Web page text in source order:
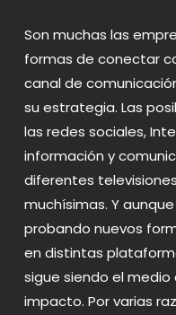
Son muchas las
formas de conectar
canal de
su estrategia. Las
las redes sociales,
información y
diferentes
muchísimas. Y
probando nuevos
en distintas
sigue siendo el
impacto. Por varias